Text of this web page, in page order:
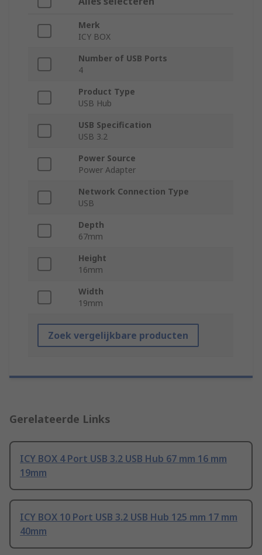
Merk
ICY BOX
Number of USB Ports
4
Product Type
USB Hub
USB Specification
USB 3.2
Power Source
Power Adapter
Network Connection Type
USB
Depth
67mm
Height
16mm
Width
19mm
Zoek vergelijkbare producten
Gerelateerde Links
ICY BOX 4 Port USB 3.2 USB Hub 67 mm 16 mm
19mm
ICY BOX 10 Port USB 3.2 USB Hub 125 mm 17 mm
40mm